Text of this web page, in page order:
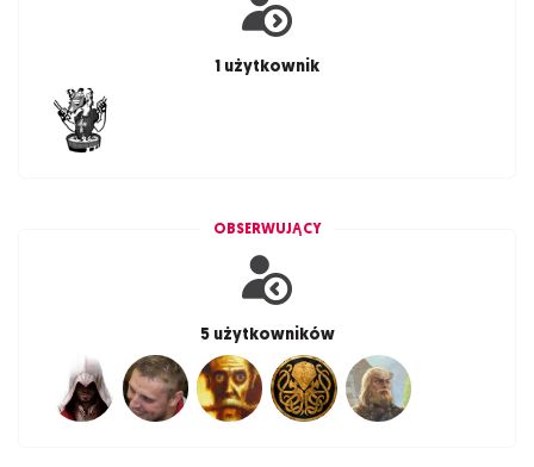
1 użytkownik
OBSERWUJĄCY
5 użytkowników